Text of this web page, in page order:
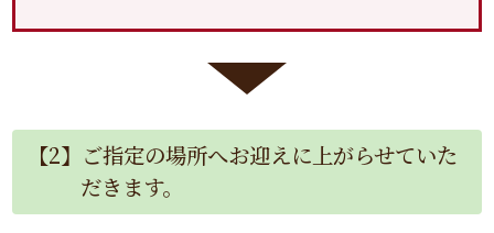
【2】ご指定の場所へお迎えに上がらせていた
だきます。